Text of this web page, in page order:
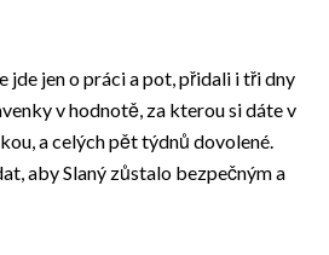
jde jen o práci a pot, přidali i tři dny
v hodnotě, za kterou si dáte v
a celých pět týdnů dovolené.
aby Slaný zůstalo bezpečným a